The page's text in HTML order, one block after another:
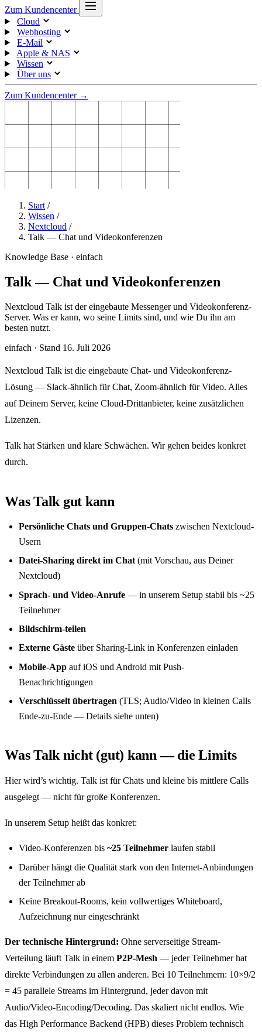
Zum Kundencenter
Cloud
Webhosting
E-Mail
Apple & NAS
Wissen
Über uns
Zum Kundencenter →
Start /
Wissen /
Nextcloud /
Talk — Chat und Videokonferenzen
Knowledge Base · einfach
Talk — Chat und Videokonferenzen
Nextcloud Talk ist der eingebaute Messenger und Videokonferenz-
Server. Was er kann, wo seine Limits sind, und wie Du ihn am
besten nutzt.
einfach · Stand 16. Juli 2026
Nextcloud Talk ist die eingebaute Chat- und Videokonferenz-
Lösung — Slack-ähnlich für Chat, Zoom-ähnlich für Video. Alles
auf Deinem Server, keine Cloud-Drittanbieter, keine zusätzlichen
Lizenzen.
Talk hat Stärken und klare Schwächen. Wir gehen beides konkret
durch.
Was Talk gut kann
Persönliche Chats und Gruppen-Chats zwischen Nextcloud-
Usern
Datei-Sharing direkt im Chat (mit Vorschau, aus Deiner
Nextcloud)
Sprach- und Video-Anrufe — in unserem Setup stabil bis ~25
Teilnehmer
Bildschirm-teilen
Externe Gäste über Sharing-Link in Konferenzen einladen
Mobile-App auf iOS und Android mit Push-
Benachrichtigungen
Verschlüsselt übertragen (TLS; Audio/Video in kleinen Calls
Ende-zu-Ende — Details siehe unten)
Was Talk nicht (gut) kann — die Limits
Hier wird’s wichtig. Talk ist für Chats und kleine bis mittlere Calls
ausgelegt — nicht für große Konferenzen.
In unserem Setup heißt das konkret:
Video-Konferenzen bis ~25 Teilnehmer laufen stabil
Darüber hängt die Qualität stark von den Internet-Anbindungen
der Teilnehmer ab
Keine Breakout-Rooms, kein vollwertiges Whiteboard,
Aufzeichnung nur eingeschränkt
Der technische Hintergrund: Ohne serverseitige Stream-
Verteilung läuft Talk in einem P2P-Mesh — jeder Teilnehmer hat
direkte Verbindungen zu allen anderen. Bei 10 Teilnehmern: 10×9/2
= 45 parallele Streams im Hintergrund, jeder davon mit
Audio/Video-Encoding/Decoding. Das skaliert nicht endlos. Wie
das High Performance Backend (HPB) dieses Problem technisch